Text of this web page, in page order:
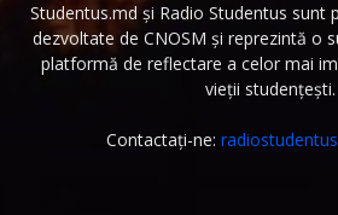
Studentus.md și Radio Studentus sunt
dezvoltate de CNOSM și reprezintă o
platformă de reflectare a celor mai
vieții studențești.
Contactați-ne: